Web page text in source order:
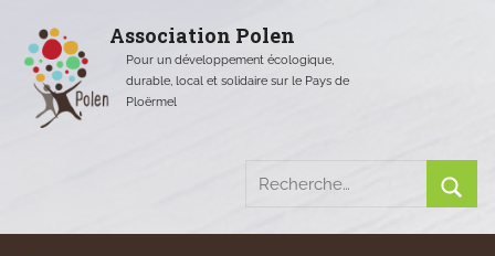
contenu
Association Polen
Pour un développement écologique,
durable, local et solidaire sur le Pays de
Ploërmel
Recherche
: